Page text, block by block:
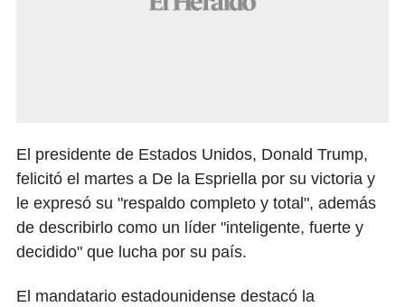
El presidente de Estados Unidos, Donald Trump,
felicitó el martes a De la Espriella por su victoria y
le expresó su "respaldo completo y total", además
de describirlo como un líder "inteligente, fuerte y
decidido" que lucha por su país.
El mandatario estadounidense destacó la